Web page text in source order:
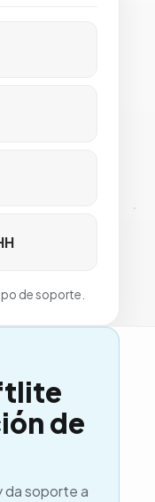
de soporte.
de
da soporte a